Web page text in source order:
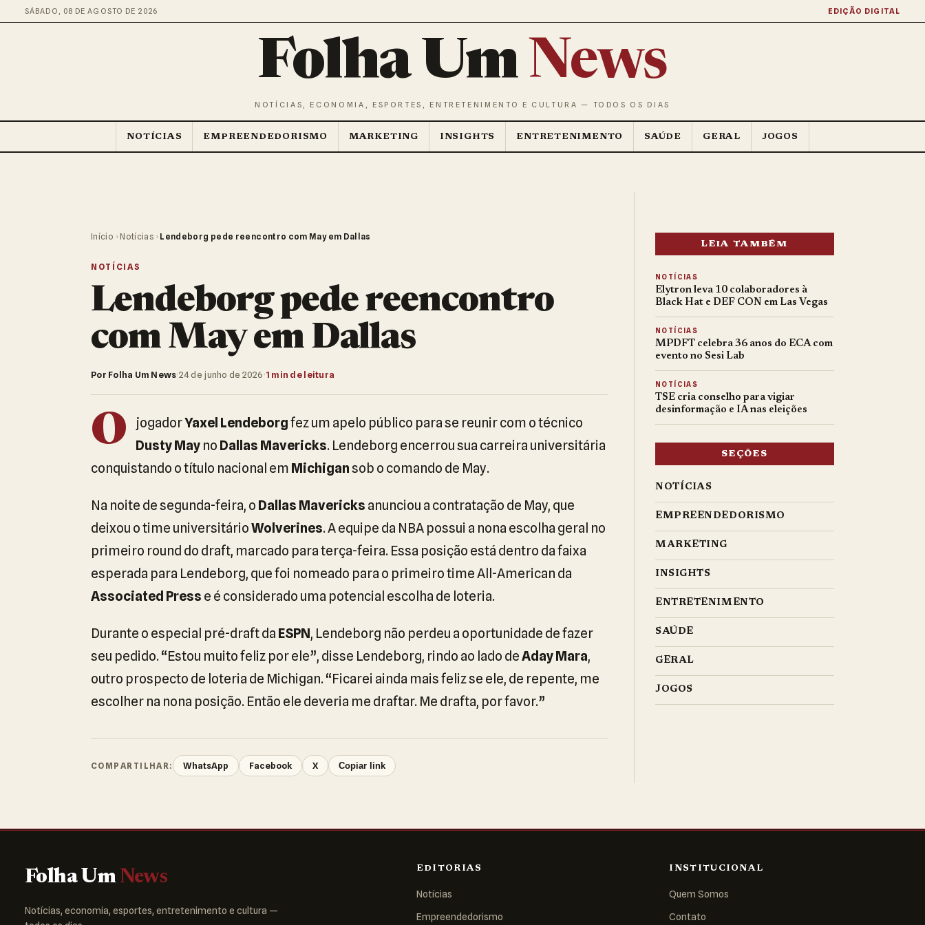
SÁBADO, 08 DE AGOSTO DE 2026 EDIÇÃO DIGITAL
Folha Um News
NOTÍCIAS, ECONOMIA, ESPORTES, ENTRETENIMENTO E CULTURA — TODOS OS DIAS
NOTÍCIAS EMPREENDEDORISMO MARKETING INSIGHTS ENTRETENIMENTO SAÚDE GERAL JOGOS
Início › Notícias › Lendeborg pede reencontro com May em Dallas
NOTÍCIAS
Lendeborg pede reencontro
com May em Dallas
Por Folha Um News·24 de junho de 2026·1 min de leitura
O jogadorYaxel Lendeborgfez um apelo público para se reunir com o técnico
Dusty May no Dallas Mavericks. Lendeborg encerrou sua carreira universitária
conquistando o título nacional em Michigansob o comando de May.
Na noite de segunda-feira, o Dallas Mavericks anunciou a contratação de May, que
deixou o time universitárioWolverines. A equipe da NBA possui a nona escolha geral no
primeiro round do draft, marcado para terça-feira. Essa posição está dentro da faixa
esperada para Lendeborg, que foi nomeado para o primeiro time All-American da
Associated Press e é considerado uma potencial escolha de loteria.
Durante o especial pré-draft da ESPN, Lendeborg não perdeu a oportunidade de fazer
seu pedido. “Estou muito feliz por ele”, disse Lendeborg, rindo ao lado deAday Mara,
outro prospecto de loteria de Michigan. “Ficarei ainda mais feliz se ele, de repente, me
escolher na nona posição. Então ele deveria me draftar. Me drafta, por favor.”
COMPARTILHAR: WhatsApp Facebook X Copiar link
LEIA TAMBÉM
NOTÍCIAS
Elytron leva 10 colaboradores à
Black Hat e DEF CON em Las Vegas
NOTÍCIAS
MPDFT celebra 36 anos do ECA com
evento no Sesi Lab
NOTÍCIAS
TSE cria conselho para vigiar
desinformação e IA nas eleições
SEÇÕES
NOTÍCIAS
EMPREENDEDORISMO
MARKETING
INSIGHTS
ENTRETENIMENTO
SAÚDE
GERAL
JOGOS
Folha Um News
Notícias, economia, esportes, entretenimento e cultura —
EDITORIAS
Notícias
Empreendedorismo
INSTITUCIONAL
Quem Somos
Contato